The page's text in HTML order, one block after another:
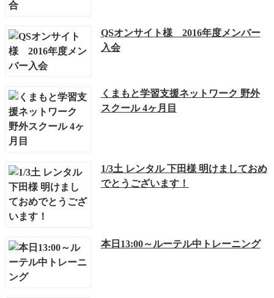
QSオンサイト様 2016年度メンバー
入会
くまもと学習支援ネットワーク 野外
スクール 4ヶ月目
1/3土 レンタル 下田様 明けましておめ
でとうございます！
本日13:00～ルーテル中トレーニング